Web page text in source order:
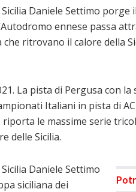
Daniele Settimo
ennese passa
ritrovano il calore della
La pista di Pergusa con
Italiani in pista di
riporta le massime serie
delle Sicilia.
Daniele Settimo
siciliana dei